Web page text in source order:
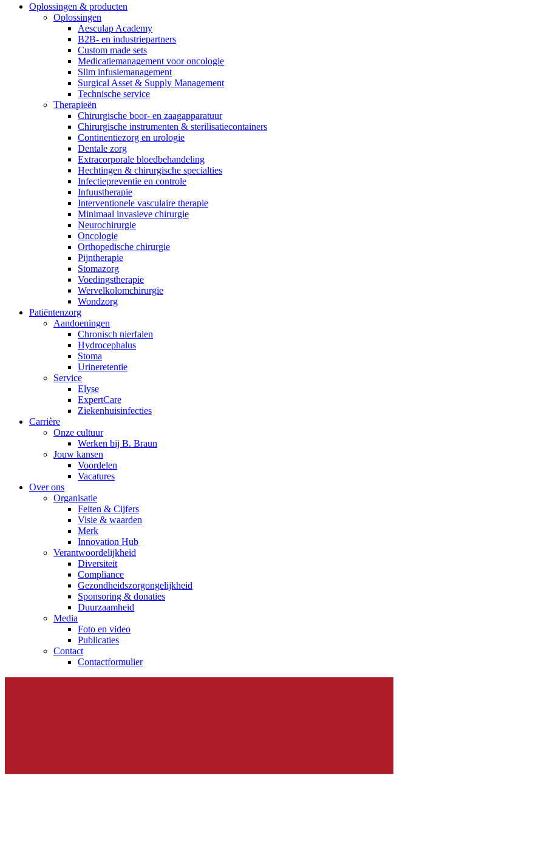
Elyse
Op een fijne plek goede nierzorg krijgen.
Oplossingen & producten
Oplossingen
Aesculap Academy
B2B- en industriepartners
Custom made sets
Medicatiemanagement voor oncologie
Slim infusiemanagement
Surgical Asset & Supply Management
Technische service
Therapieën
Chirurgische boor- en zaagapparatuur
Chirurgische instrumenten & sterilisatiecontainers
Continentiezorg en urologie
Dentale zorg
Extracorporale bloedbehandeling
Hechtingen & chirurgische specialties
Infectiepreventie en controle
Infuustherapie
Interventionele vasculaire therapie
Minimaal invasieve chirurgie
Neurochirurgie
Oncologie
Orthopedische chirurgie
Pijntherapie
Stomazorg
Voedingstherapie
Wervelkolomchirurgie
Wondzorg
Patiëntenzorg
Aandoeningen
Chronisch nierfalen
​​Hydrocephalus
Stoma
Urineretentie
Service
Elyse
ExpertCare
Ziekenhuisinfecties
Carrière
Onze cultuur
Werken bij B. Braun
Jouw kansen
Voordelen
Vacatures
Over ons
Organisatie
Feiten & Cijfers
Visie & waarden
Merk
Innovation Hub
Verantwoordelijkheid
Diversiteit
Compliance
Gezondheidszorgongelijkheid​
Sponsoring & donaties
Duurzaamheid
Media
Foto en video
Publicaties
Contact
Contactformulier